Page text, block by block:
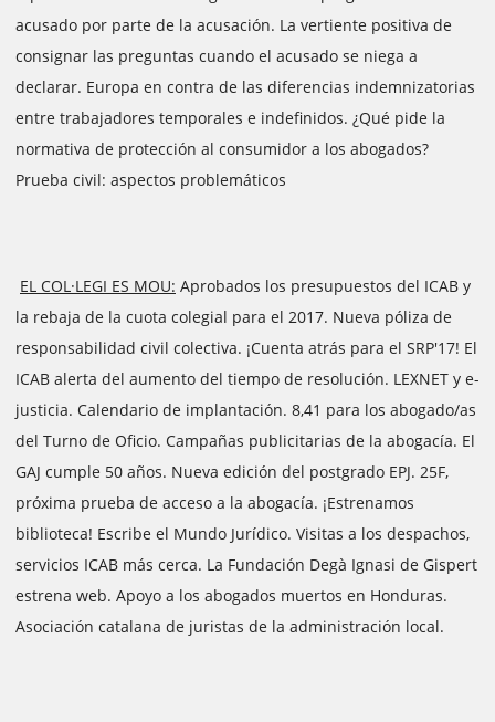
acusado por parte de la acusación. La vertiente positiva de
consignar las preguntas cuando el acusado se niega a
declarar. Europa en contra de las diferencias indemnizatorias
entre trabajadores temporales e indefinidos. ¿Qué pide la
normativa de protección al consumidor a los abogados?
Prueba civil: aspectos problemáticos
EL COL·LEGI ES MOU: Aprobados los presupuestos del ICAB y
la rebaja de la cuota colegial para el 2017. Nueva póliza de
responsabilidad civil colectiva. ¡Cuenta atrás para el SRP'17! El
ICAB alerta del aumento del tiempo de resolución. LEXNET y e-
justicia. Calendario de implantación. 8,41 para los abogado/as
del Turno de Oficio. Campañas publicitarias de la abogacía. El
GAJ cumple 50 años. Nueva edición del postgrado EPJ. 25F,
próxima prueba de acceso a la abogacía. ¡Estrenamos
biblioteca! Escribe el Mundo Jurídico. Visitas a los despachos,
servicios ICAB más cerca. La Fundación Degà Ignasi de Gispert
estrena web. Apoyo a los abogados muertos en Honduras.
Asociación catalana de juristas de la administración local.